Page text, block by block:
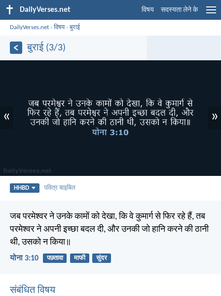
DailyVerses.net विषय सदस्यता लेने के
DailyVerses.net ›विषय›बुराई
बुराई (3/3)
« »
HHBD पवित्र बाइबिल
जब परमेश्वर ने उनके कामों को देखा, कि वे कुमार्ग से फिर रहे हैं, तब
परमेश्वर ने अपनी इच्छा बदल दी, और उनकी जो हानि करने की ठानी
थी, उसको न किया॥
योना 3:10 पछतावा माफी सुंदर
संबंधित विषय